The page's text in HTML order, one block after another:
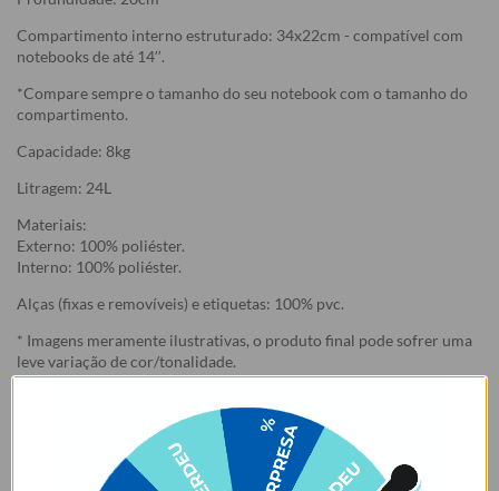
Compartimento interno estruturado: 34x22cm - compatível com
notebooks de até 14’’.
*Compare sempre o tamanho do seu notebook com o tamanho do
compartimento.
Capacidade: 8kg
Litragem: 24L
Materiais:
Externo: 100% poliéster.
Interno: 100% poliéster.
Alças (fixas e removíveis) e etiquetas: 100% pvc.
* Imagens meramente ilustrativas, o produto final pode sofrer uma
leve variação de cor/tonalidade.
- Os nossos produtos personalizados (estampados ou
customizados com nome/foto ) são feitos especialmente para você,